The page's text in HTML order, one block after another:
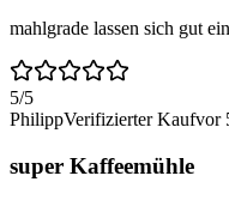
mahlgrade lassen sich gut
5/5
PhilippVerifizierter Kaufvor
super Kaffeemühle